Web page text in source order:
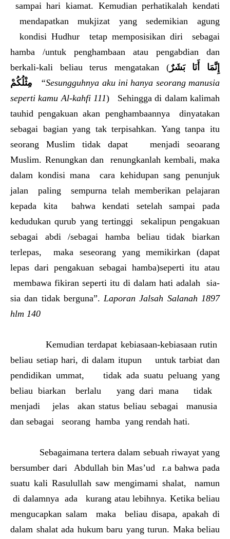
sampai hari kiamat. Kemudian perhatikalah kendati
mendapatkan mukjizat yang sedemikian agung
kondisi Hudhur tetap memposisikan diri sebagai
hamba /untuk penghambaan atau pengabdian dan
berkali-kali beliau terus mengatakan (إِنَّمَا أَنَا بَشَرٌ
مِثْلُكُمْ
“Sesungguhnya aku ini hanya seorang manusia
seperti kamu Al-kahfi 111) Sehingga di dalam kalimah
tauhid pengakuan akan penghambaannya dinyatakan
sebagai bagian yang tak terpisahkan. Yang tanpa itu
seorang Muslim tidak dapat menjadi seoarang
Muslim. Renungkan dan renungkanlah kembali, maka
dalam kondisi mana cara kehidupan sang penunjuk
jalan paling sempurna telah memberikan pelajaran
kepada kita bahwa kendati setelah sampai pada
kedudukan qurub yang tertinggi sekalipun pengakuan
sebagai abdi /sebagai hamba beliau tidak biarkan
terlepas, maka seseorang yang memikirkan (dapat
lepas dari pengakuan sebagai hamba)seperti itu atau
membawa fikiran seperti itu di dalam hati adalah sia-
sia dan tidak berguna”.Laporan Jalsah Salanah 1897
hlm 140
Kemudian terdapat kebiasaan-kebiasaan rutin
beliau setiap hari, di dalam itupun untuk tarbiat dan
pendidikan ummat, tidak ada suatu peluang yang
beliau biarkan berlalu yang dari mana tidak
menjadi jelas akan status beliau sebagai manusia
dan sebagai seorang hamba yang rendah hati.
Sebagaimana tertera dalam sebuah riwayat yang
bersumber dari Abdullah bin Mas’ud r.a bahwa pada
suatu kali Rasulullah saw mengimami shalat, namun
di dalamnya ada kurang atau lebihnya. Ketika beliau
mengucapkan salam maka beliau disapa, apakah di
dalam shalat ada hukum baru yang turun. Maka beliau